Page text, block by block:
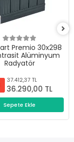
Premio 30x298
Alüminyum
Radyatör
37.412,37 TL
36.290,00 TL
Sepete Ekle